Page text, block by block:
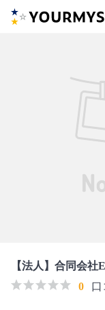
【法人】合同会社
0
口